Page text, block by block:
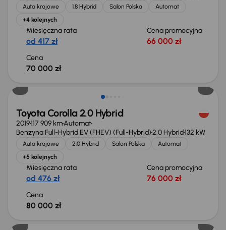
Auta krajowe 1.8 Hybrid Salon Polska
Automat
+4 kolejnych
Miesięczna rata
od 417 zł
Cena promocyjna
66 000 zł
Cena
70 000 zł
Toyota Corolla 2.0 Hybrid
2019117 909 kmAutomat
Benzyna Full-Hybrid EV (FHEV) (Full-Hybrid)2.0 Hybrid132 kW
Auta krajowe 2.0 Hybrid Salon Polska
Automat
+5 kolejnych
Miesięczna rata
od 476 zł
Cena promocyjna
76 000 zł
Cena
80 000 zł
Możliwość odliczenia VAT